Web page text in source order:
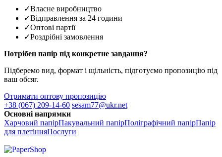
✓Власне виробництво
✓Відправлення за 24 години
✓Оптові партії
✓Роздрібні замовлення
Потрібен папір під конкретне завдання?
Підберемо вид, формат і щільність, підготуємо пропозицію під
ваш обсяг.
Отримати оптову пропозицію
+38 (067) 209-14-60 sesam77@ukr.net
Основні напрямки
Харчовий папірПакувальний папірПоліграфічний папірПапір
для плетінняПослуги